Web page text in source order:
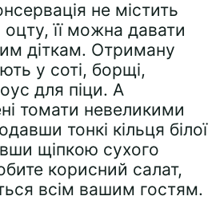
не містить
її можна давати
діткам. Отриману
у соті, борщі,
для піци. А
томати невеликими
тонкі кільця білої
щіпкою сухого
корисний салат,
всім вашим гостям.